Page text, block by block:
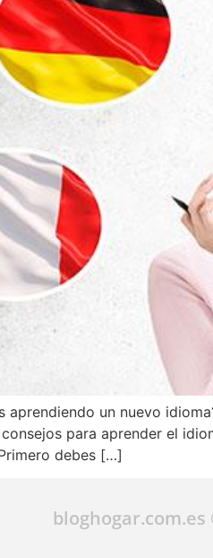
aprendiendo un nuevo
para aprender el
debes […]